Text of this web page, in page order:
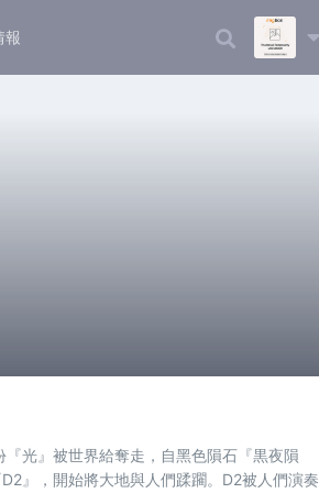
報
光』被世界給奪走，自黑色隕石『黒夜隕
』，開始將大地與人們蹂躙。D2被人們演奏